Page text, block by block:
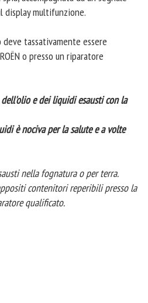
display multifunzione.
tassativamente essere
o presso un riparatore
e dei liquidi esausti con la
è nociva per la salute e a volte
nella fognatura o per terra.
contenitori reperibili presso la
qualificato.